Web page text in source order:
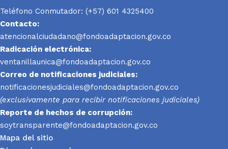
Teléfono Conmutador: (+57) 601 4325400
Contacto:
atencionalciudadano@fondoadaptacion.gov.co
Radicación electrónica:
ventanillaunica@fondoadaptacion.gov.co
Correo de notificaciones judiciales:
notificacionesjudiciales@fondoadaptacion.gov.co
(exclusivamente para recibir notificaciones judiciales)
Reporte de hechos de corrupción:
soytransparente@fondoadaptacion.gov.co
Mapa del sitio